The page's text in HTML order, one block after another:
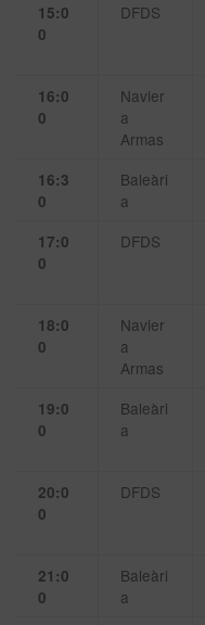
15:0
0
DFDS
16:0
0
Navier
a
Armas
16:3
0
Baleàri
a
17:0
0
DFDS
18:0
0
Navier
a
Armas
19:0
0
Baleàri
a
20:0
0
DFDS
21:0
0
Baleàri
a